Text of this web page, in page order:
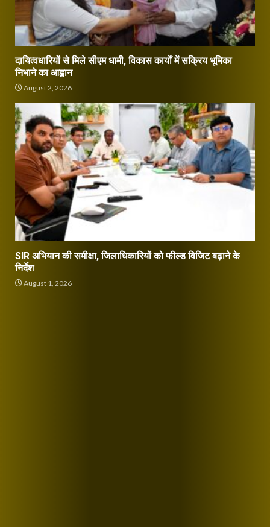
दायित्वधारियों से मिले सीएम धामी, विकास कार्यों में सक्रिय भूमिका
निभाने का आह्वान
August 2, 2026
SIR अभियान की समीक्षा, जिलाधिकारियों को फील्ड विजिट बढ़ाने के
निर्देश
August 1, 2026